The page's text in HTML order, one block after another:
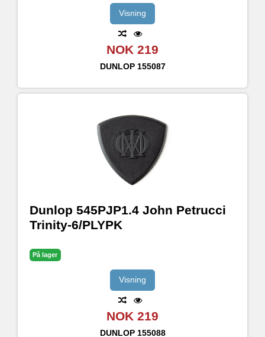
Visning
NOK 219
DUNLOP 155087
Dunlop 545PJP1.4 John Petrucci
Trinity-6/PLYPK
På lager
Visning
NOK 219
DUNLOP 155088